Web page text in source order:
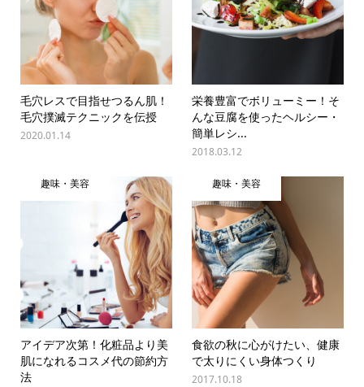
毛穴レスで目指せつるん肌！
毛穴撲滅テクニックを伝授
2020.01.14
栄養豊富でボリューミー！そ
んな豆腐を使ったヘルシー・
簡単レシ...
2018.03.12
趣味・美容
アイデア次第！化粧品より美
肌になれるコスメ代の節約方
法
趣味・美容
食欲の秋に心がけたい、健康
で太りにくい身体つくり
2017.10.18